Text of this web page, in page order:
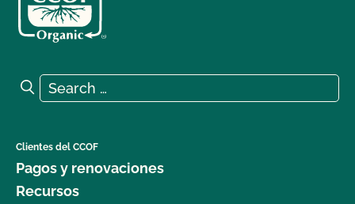
Search for:
Search
Clientes del CCOF
Pagos y renovaciones
Recursos